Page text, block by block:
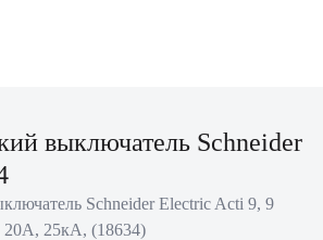
выключатель Schneider
Schneider Electric Acti 9, 9
20А, 25кА, (18634)